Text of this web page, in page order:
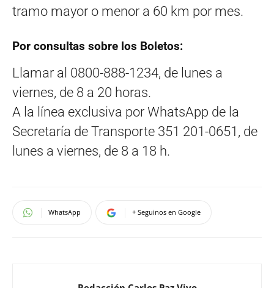
tramo mayor o menor a 60 km por mes.
Por consultas sobre los Boletos:
Llamar al 0800-888-1234, de lunes a
viernes, de 8 a 20 horas.
A la línea exclusiva por WhatsApp de la
Secretaría de Transporte 351 201-0651, de
lunes a viernes, de 8 a 18 h.
WhatsApp + Seguinos en Google